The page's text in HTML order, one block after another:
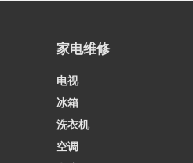
家电维修
电视
冰箱
洗衣机
空调